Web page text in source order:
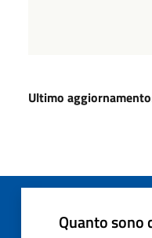
Ultimo aggiornamento
Quanto sono